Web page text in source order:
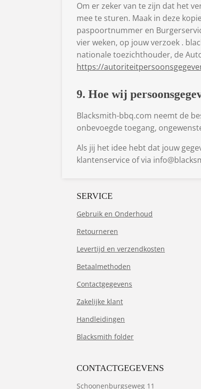
Om er zeker van te zijn dat het
mee te sturen. Maak in deze
paspoortnummer en
vier weken, op jouw verzoek .
nationale toezichthouder, de
https://
9. Hoe wij
Blacksmith-bbq.com neemt de
onbevoegde toegang,
Als jij het idee hebt dat jouw
klantenservice of via
SERVICE
Gebruik en Onderhoud
Retourneren
Levertijd en verzendkosten
Betaalmethoden
Contactgegevens
Zakelijke klant
Handleidingen
Blacksmith folder
CONTACTGEGEVENS
Schoonenburgseweg 11